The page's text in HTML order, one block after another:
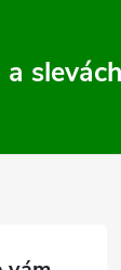
a slevách